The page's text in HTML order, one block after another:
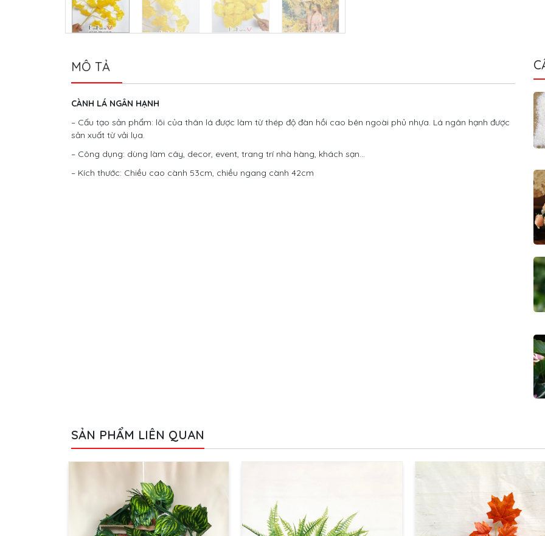
MÔ TẢ
CÀNH LÁ NGÂN HẠNH
– Cấu tạo sản phẩm: lõi của thân lá được làm từ thép độ đàn hồi cao bên ngoài phủ nhựa. Lá ngân hạnh được
sản xuất từ vải lụa.
– Công dụng: dùng làm cây, decor, event, trang trí nhà hàng, khách sạn…
– Kích thước: Chiều cao cành 53cm, chiều ngang cành 42cm
SẢN PHẨM LIÊN QUAN